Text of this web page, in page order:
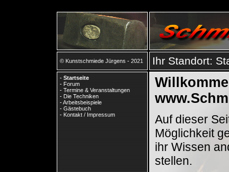
© Kunstschmiede Jürgens - 2021 Ihr Standort:
-Startseite
-Forum
-Termine & Veranstaltungen
-Die Techniken
-Arbeitsbeispiele
-Gästebuch
-Kontakt / Impressum
Auf dieser
Möglichkeit
ihr Wissen
stellen.